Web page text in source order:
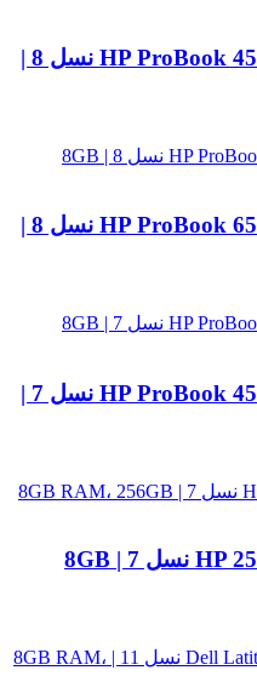
لپ تاپ استوک HP ProBook 450 G6 Core i3 نسل 8 |
لپ تاپ استوک HP ProBook 650 G4 Core i5 نسل 8 |
لپ تاپ استوک HP ProBook 450 G5 Core i5 نسل 7 |
لپ تاپ استوک HP 250 G7 Core i3 نسل 7 | 8GB